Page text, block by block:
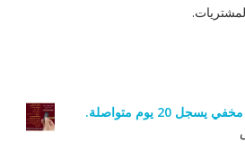
يوم متواصلة.
السعر